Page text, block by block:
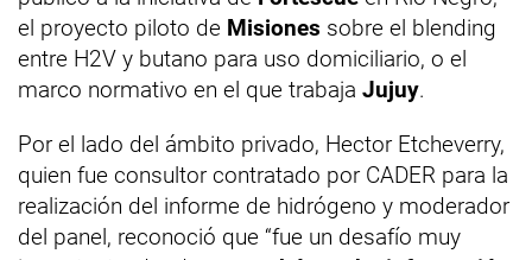
el proyecto piloto de Misiones sobre el blending
entre H2V y butano para uso domiciliario, o el
marco normativo en el que trabaja Jujuy.
Por el lado del ámbito privado, Hector Etcheverry,
quien fue consultor contratado por CADER para la
realización del informe de hidrógeno y moderador
del panel, reconoció que “fue un desafío muy